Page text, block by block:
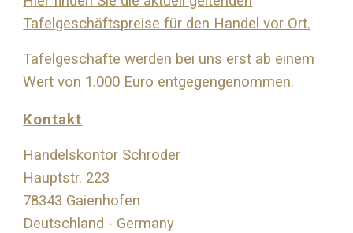
Tafelgeschäftspreise für den Handel vor Ort.
Tafelgeschäfte werden bei uns erst ab einem
Wert von 1.000 Euro entgegengenommen.
Kontakt
Handelskontor Schröder
Hauptstr. 223
78343 Gaienhofen
Deutschland - Germany